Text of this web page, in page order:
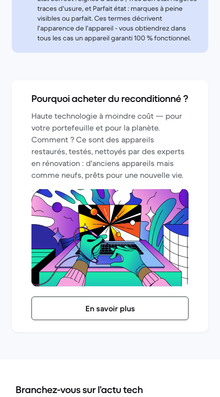
traces d'usure, et Parfait état : marques à peine
visibles ou parfait. Ces termes décrivent
l'apparence de l'appareil - vous obtiendrez dans
tous les cas un appareil garanti 100 % fonctionnel.
Pourquoi acheter du reconditionné ?
Haute technologie à moindre coût — pour
votre portefeuille et pour la planète.
Comment ? Ce sont des appareils
restaurés, testés, nettoyés par des experts
en rénovation : d'anciens appareils mais
comme neufs, prêts pour une nouvelle vie.
En savoir plus
Branchez-vous sur l’actu tech